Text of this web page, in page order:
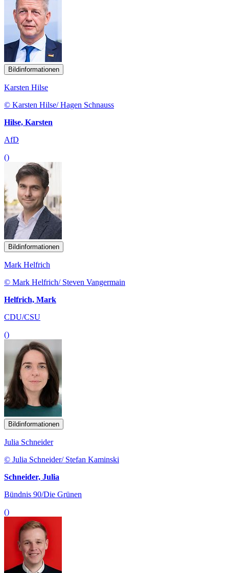
Bildinformationen
Karsten Hilse
© Karsten Hilse/ Hagen Schnauss
Hilse, Karsten
AfD
()
Bildinformationen
Mark Helfrich
© Mark Helfrich/ Steven Vangermain
Helfrich, Mark
CDU/CSU
()
Bildinformationen
Julia Schneider
© Julia Schneider/ Stefan Kaminski
Schneider, Julia
Bündnis 90/Die Grünen
()